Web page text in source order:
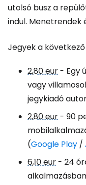
utolsó busz a
indul. Menetrendek
Jegyek a
2,80 eur - Egy
vagy
jegykiadó
2,80 eur - 90
(Google Play /
6,10 eur - 24